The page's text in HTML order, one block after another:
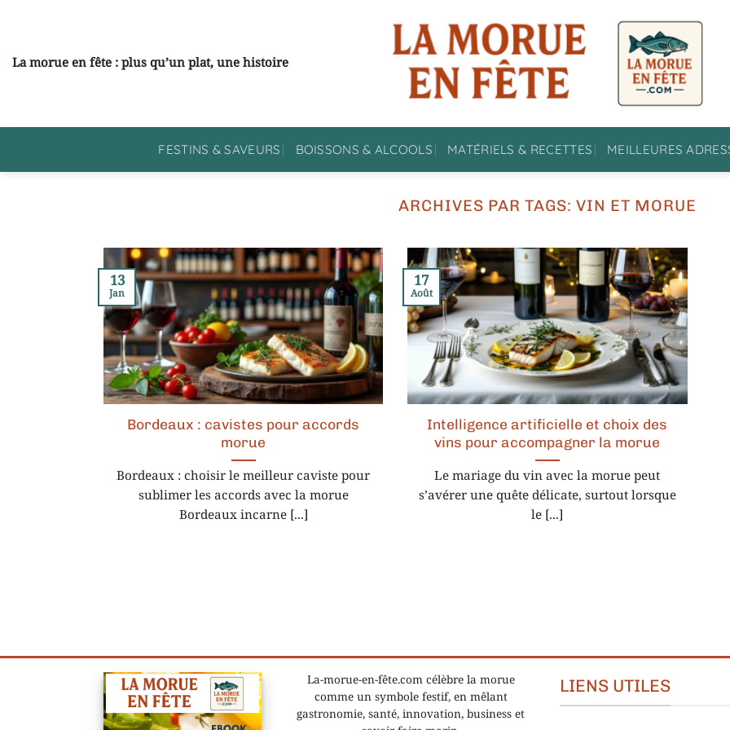
contenu
La morue en fête : plus qu’un plat, une histoire
FESTINS & SAVEURS BOISSONS & ALCOOLS MATÉRIELS & RECETTES MEILLEURES
ARCHIVES PAR TAGS: VIN ET MORUE
Bordeaux : cavistes pour accords
morue
Bordeaux : choisir le meilleur caviste pour
sublimer les accords avec la morue
Bordeaux incarne [...]
13
Jan
Intelligence artificielle et choix des
vins pour accompagner la morue
Le mariage du vin avec la morue peut
s’avérer une quête délicate, surtout lorsque
le [...]
17
Août
La-morue-en-fête.com célèbre la morue
comme un symbole festif, en mêlant
gastronomie, santé, innovation, business et
LIENS UTILES